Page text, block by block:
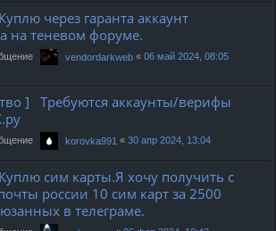
через гаранта аккаунт
на теневом форуме.
vendordarkweb « 06 май 2024, 08:05
] Требуются аккаунты/верифы
korovka991 « 30 апр 2024, 13:04
сим карты.Я хочу получить с
россии 10 сим карт за 2500
в телеграме.